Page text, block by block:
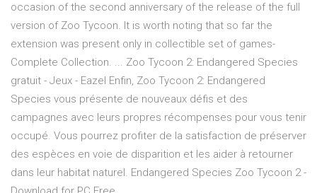
occasion of the second anniversary of the release of the full
version of Zoo Tycoon. It is worth noting that so far the
extension was present only in collectible set of games-
Complete Collection. ... Zoo Tycoon 2: Endangered Species
gratuit - Jeux - Eazel Enfin, Zoo Tycoon 2: Endangered
Species vous présente de nouveaux défis et des
campagnes avec leurs propres récompenses pour vous tenir
occupé. Vous pourrez profiter de la satisfaction de préserver
des espèces en voie de disparition et les aider à retourner
dans leur habitat naturel. Endangered Species Zoo Tycoon 2 -